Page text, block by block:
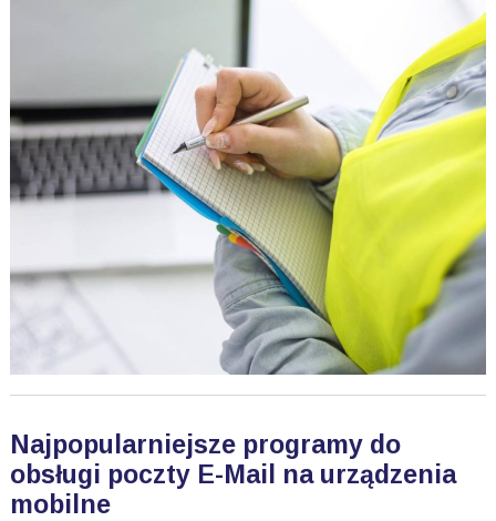
Najpopularniejsze programy do
obsługi poczty E-Mail na urządzenia
mobilne